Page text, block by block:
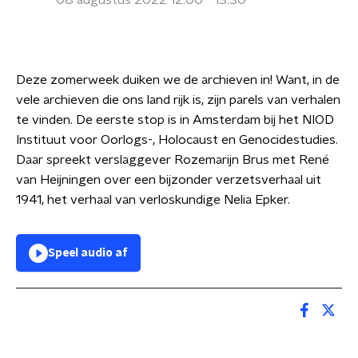
Deze zomerweek duiken we de archieven in! Want, in de
vele archieven die ons land rijk is, zijn parels van verhalen
te vinden. De eerste stop is in Amsterdam bij het NIOD
Instituut voor Oorlogs-, Holocaust en Genocidestudies.
Daar spreekt verslaggever Rozemarijn Brus met René
van Heijningen over een bijzonder verzetsverhaal uit
1941, het verhaal van verloskundige Nelia Epker.
Speel audio af